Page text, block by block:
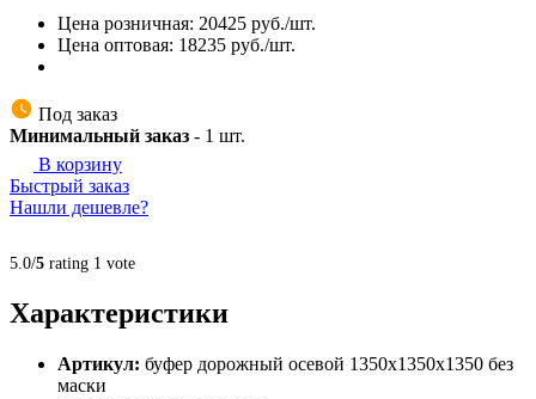
Цена розничная: 20425 руб./шт.
Цена оптовая: 18235 руб./шт.
Под заказ
Минимальный заказ - 1 шт.
В корзину
Быстрый заказ
Нашли дешевле?
5.0/5 rating 1 vote
Характеристики
Артикул: буфер дорожный осевой 1350х1350х1350 без
маски